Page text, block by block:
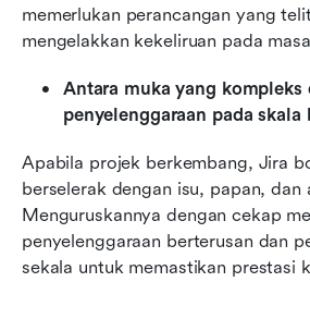
memerlukan perancangan yang
mengelakkan kekeliruan pada
Antara muka yang kompleks
penyelenggaraan pada skala
Apabila projek berkembang, Jira
berselerak dengan isu, papan, dan
Menguruskannya dengan cekap
penyelenggaraan berterusan dan
sekala untuk memastikan prestasi